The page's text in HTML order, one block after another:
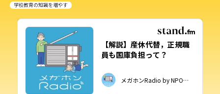
学校教育の知識を増やす